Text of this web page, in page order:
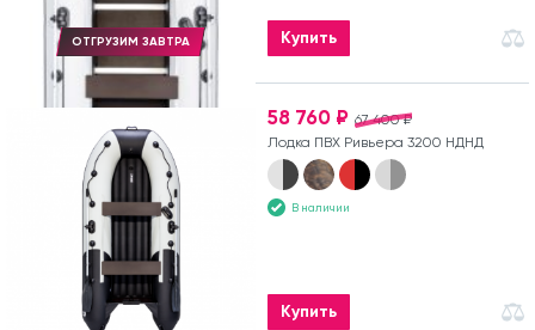
ОТГРУЗИМ ЗАВТРА Купить
67 400 ₽
58 760 ₽
Лодка ПВХ Ривьера 3200 НДНД
В наличии
Купить